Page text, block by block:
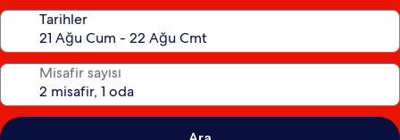
Tarihler
Misafir sayısı